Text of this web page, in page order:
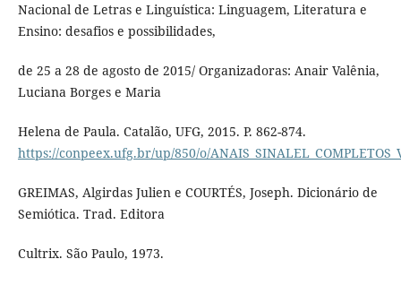
Nacional de Letras e Linguística: Linguagem, Literatura e
Ensino: desafios e possibilidades,
de 25 a 28 de agosto de 2015/ Organizadoras: Anair Valênia,
Luciana Borges e Maria
Helena de Paula. Catalão, UFG, 2015. P. 862-874.
https://conpeex.ufg.br/up/850/o/
GREIMAS, Algirdas Julien e COURTÉS, Joseph. Dicionário de
Semiótica. Trad. Editora
Cultrix. São Paulo, 1973.